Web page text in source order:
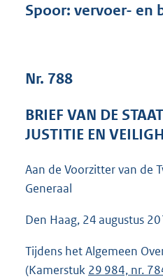
Spoor: vervoer- en
Nr. 788
BRIEF VAN DE
JUSTITIE EN
Aan de Voorzitter van de
Generaal
Den Haag, 24 augustus
Tijdens het Algemeen
(Kamerstuk 29 984, nr.